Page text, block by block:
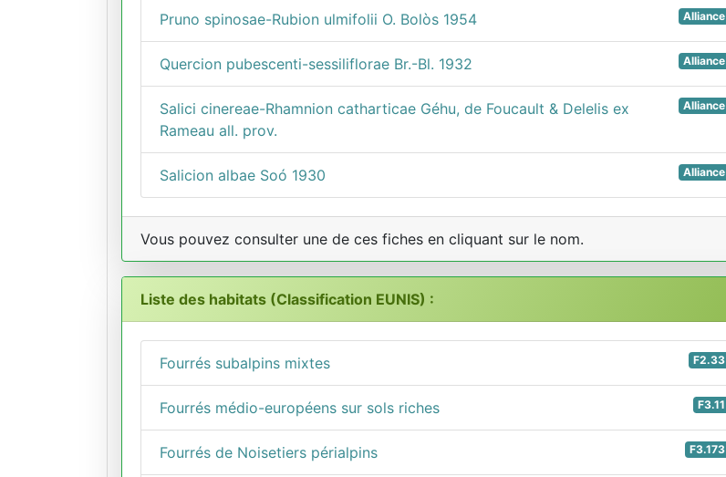
Alliance
Pruno spinosae-Rubion ulmifolii O. Bolòs 1954
Alliance
Quercion pubescenti-sessiliflorae Br.-Bl. 1932
Alliance
Salici cinereae-Rhamnion catharticae Géhu, de Foucault & Delelis ex
Rameau all. prov.
Alliance
Salicion albae Soó 1930
Vous pouvez consulter une de ces fiches en cliquant sur le nom.
Liste des habitats (Classification EUNIS) :
F2.33
Fourrés subalpins mixtes
F3.11
Fourrés médio-européens sur sols riches
F3.173
Fourrés de Noisetiers périalpins